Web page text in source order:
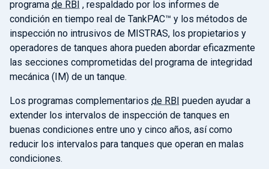
programa de RBI , respaldado por los informes de
condición en tiempo real de TankPAC™ y los métodos de
inspección no intrusivos de MISTRAS, los propietarios y
operadores de tanques ahora pueden abordar eficazmente
las secciones comprometidas del programa de integridad
mecánica (IM) de un tanque.
Los programas complementarios de RBI pueden ayudar a
extender los intervalos de inspección de tanques en
buenas condiciones entre uno y cinco años, así como
reducir los intervalos para tanques que operan en malas
condiciones.